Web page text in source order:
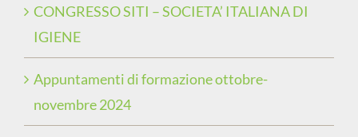
CONGRESSO SITI – SOCIETA’ ITALIANA DI
IGIENE
Appuntamenti di formazione ottobre-
novembre 2024